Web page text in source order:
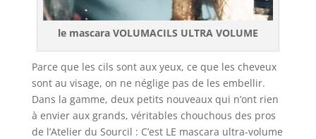
le mascara VOLUMACILS ULTRA VOLUME
Parce que les cils sont aux yeux, ce que les cheveux
sont au visage, on ne néglige pas de les embellir.
Dans la gamme, deux petits nouveaux qui n’ont rien
à envier aux grands, véritables chouchous des pros
de l’Atelier du Sourcil : C’est LE mascara ultra-volume